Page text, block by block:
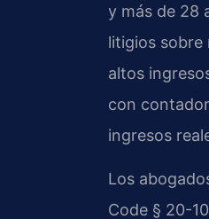
y más de 28
litigios sobre
altos
con
ingresos
Los
Code § 20-